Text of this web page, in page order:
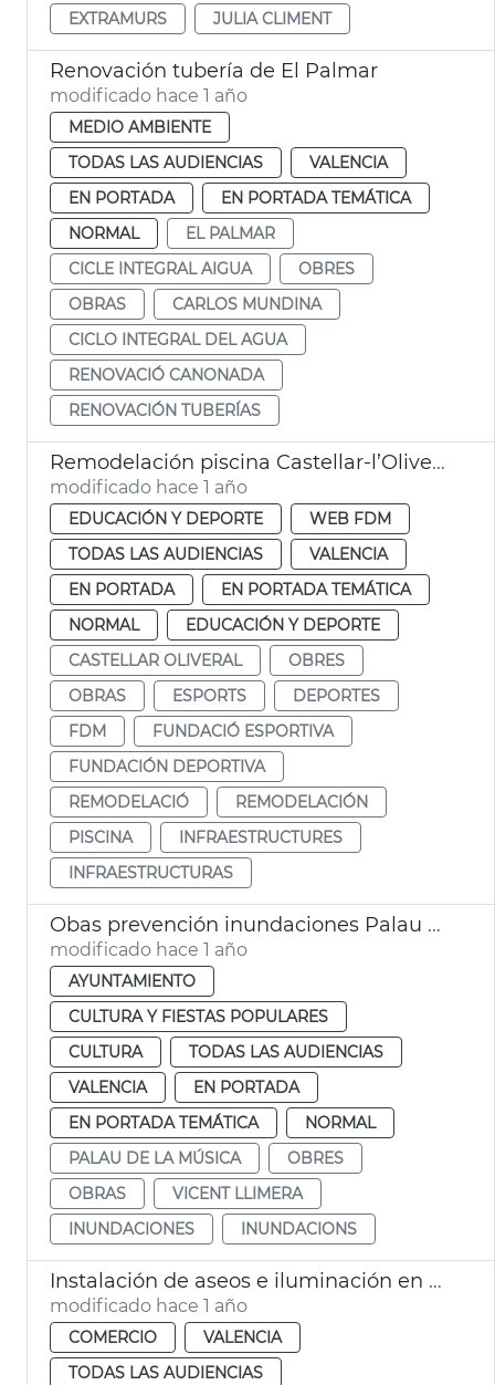
EXTRAMURS JULIA CLIMENT
Renovación tubería de El Palmar
modificado hace 1 año
MEDIO AMBIENTE
TODAS LAS AUDIENCIAS
VALENCIA
EN PORTADA
EN PORTADA TEMÁTICA
NORMAL
EL PALMAR
CICLE INTEGRAL AIGUA
OBRES
OBRAS
CARLOS MUNDINA
CICLO INTEGRAL DEL AGUA
RENOVACIÓ CANONADA
RENOVACIÓN TUBERÍAS
Remodelación piscina Castellar-l’Oliveral
modificado hace 1 año
EDUCACIÓN Y DEPORTE
WEB FDM
TODAS LAS AUDIENCIAS
VALENCIA
EN PORTADA
EN PORTADA TEMÁTICA
NORMAL
EDUCACIÓN Y DEPORTE
CASTELLAR OLIVERAL
OBRES
OBRAS
ESPORTS
DEPORTES
FDM
FUNDACIÓ ESPORTIVA
FUNDACIÓN DEPORTIVA
REMODELACIÓ
REMODELACIÓN
PISCINA
INFRAESTRUCTURES
INFRAESTRUCTURAS
Obas prevención inundaciones Palau Música de València
modificado hace 1 año
AYUNTAMIENTO
CULTURA Y FIESTAS POPULARES
CULTURA
TODAS LAS AUDIENCIAS
VALENCIA
EN PORTADA
EN PORTADA TEMÁTICA
NORMAL
PALAU DE LA MÚSICA
OBRES
OBRAS
VICENT LLIMERA
INUNDACIONES
INUNDACIONS
Instalación de aseos e iluminación en el Rastro de València
modificado hace 1 año
COMERCIO
VALENCIA
TODAS LAS AUDIENCIAS